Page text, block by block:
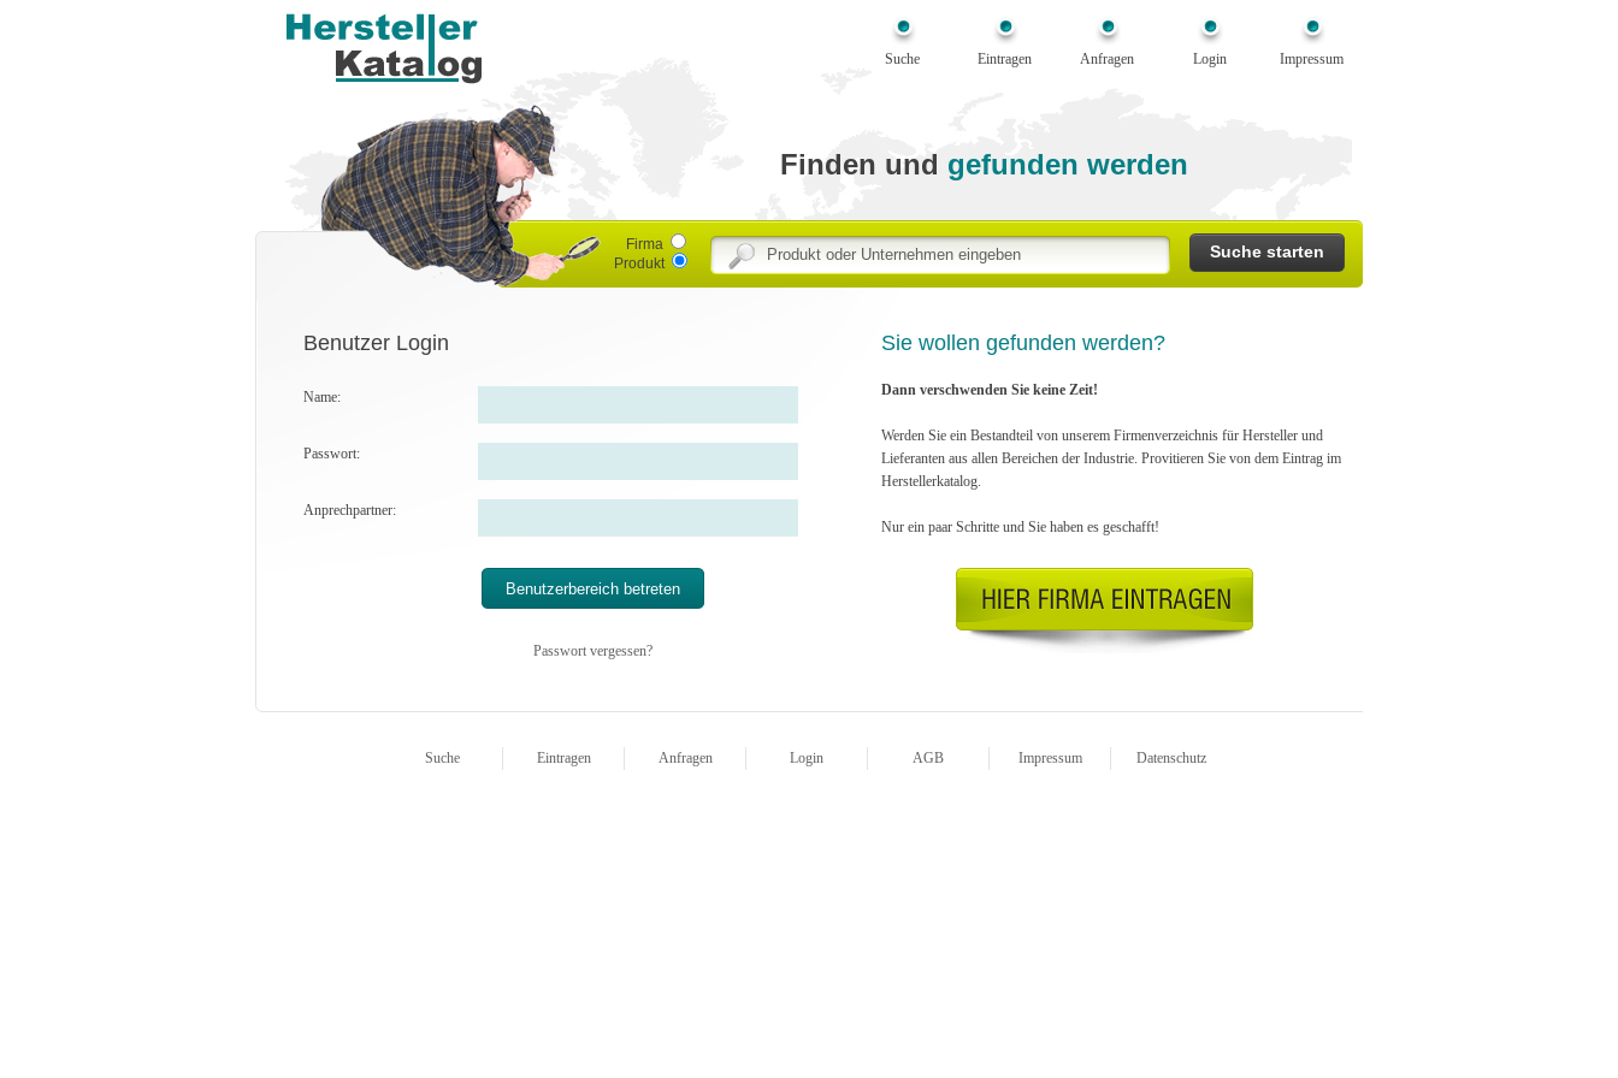
Suche Eintragen Anfragen Login Impressum
Finden und gefunden werden
Firma
Produkt
Benutzer Login
Name:
Passwort:
Anprechpartner:
Passwort vergessen?
Sie wollen gefunden werden?
Dann verschwenden Sie keine Zeit!
Werden Sie ein Bestandteil von unserem Firmenverzeichnis für Hersteller und
Lieferanten aus allen Bereichen der Industrie. Provitieren Sie von dem Eintrag im
Herstellerkatalog.
Nur ein paar Schritte und Sie haben es geschafft!
Suche Eintragen Anfragen Login AGB Impressum Datenschutz